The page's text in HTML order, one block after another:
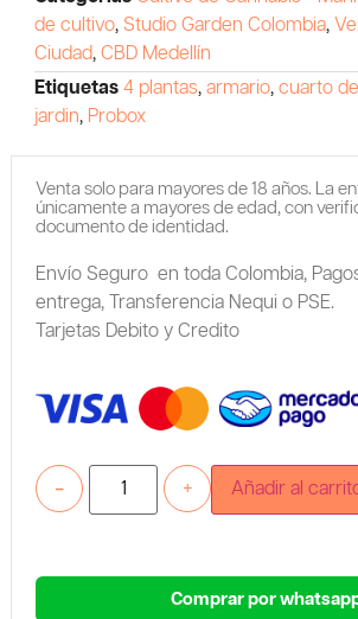
de cultivo, Studio Garden Colombia,
Ciudad, CBD Medellín
Etiquetas 4 plantas, armario, cuarto
jardin, Probox
Venta solo para mayores de 18 años. La
únicamente a mayores de edad, con
documento de identidad.
Envío Seguro en toda Colombia,
entrega,
Transferencia Nequi o PSE.
Tarjetas Debito y Credito
+
- Añadir al
Comprar por